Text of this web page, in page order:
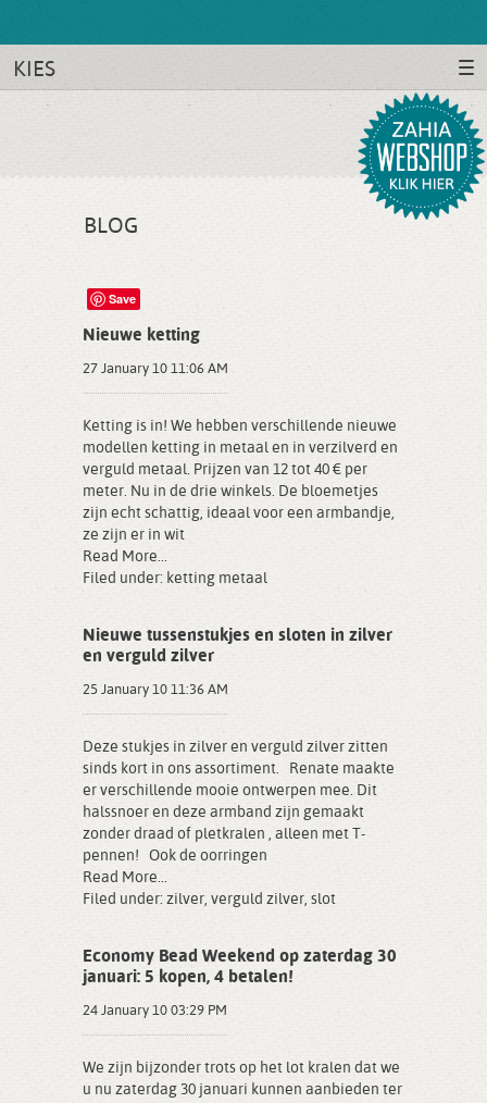
KIES
BLOG
Save
Nieuwe ketting
27 January 10 11:06 AM
Ketting is in! We hebben verschillende nieuwe
modellen ketting in metaal en in verzilverd en
verguld metaal. Prijzen van 12 tot 40 € per
meter. Nu in de drie winkels. De bloemetjes
zijn echt schattig, ideaal voor een armbandje,
ze zijn er in wit
Read More...
Filed under: ketting metaal
Nieuwe tussenstukjes en sloten in zilver
en verguld zilver
25 January 10 11:36 AM
Deze stukjes in zilver en verguld zilver zitten
sinds kort in ons assortiment. Renate maakte
er verschillende mooie ontwerpen mee. Dit
halssnoer en deze armband zijn gemaakt
zonder draad of pletkralen , alleen met T-
pennen! Ook de oorringen
Read More...
Filed under: zilver, verguld zilver, slot
Economy Bead Weekend op zaterdag 30
januari: 5 kopen, 4 betalen!
24 January 10 03:29 PM
We zijn bijzonder trots op het lot kralen dat we
u nu zaterdag 30 januari kunnen aanbieden ter